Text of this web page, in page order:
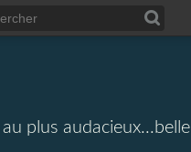
plus audacieux...belle